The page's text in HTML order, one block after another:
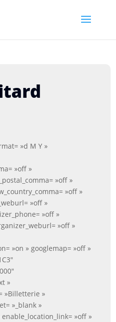
»d M Y »
»off »
»off »
»off »
»off »
»off »
»off »
»on » googlemap= »off »
»
»Billetterie »
»_blank »
»off »